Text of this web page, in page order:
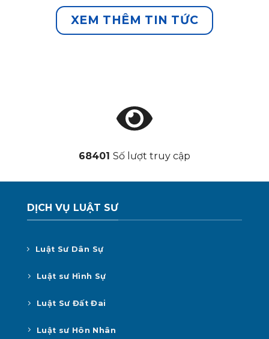
XEM THÊM TIN TỨC
68401 Số lượt truy cập
DỊCH VỤ LUẬT SƯ
Luật Sư Dân Sự
Luật sư Hình Sự
Luật Sư Đất Đai
Luật sư Hôn Nhân